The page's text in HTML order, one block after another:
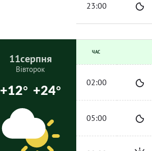
23:00
11серпня
Вівторок
+12° +24°
ЧАС
02:00
05:00